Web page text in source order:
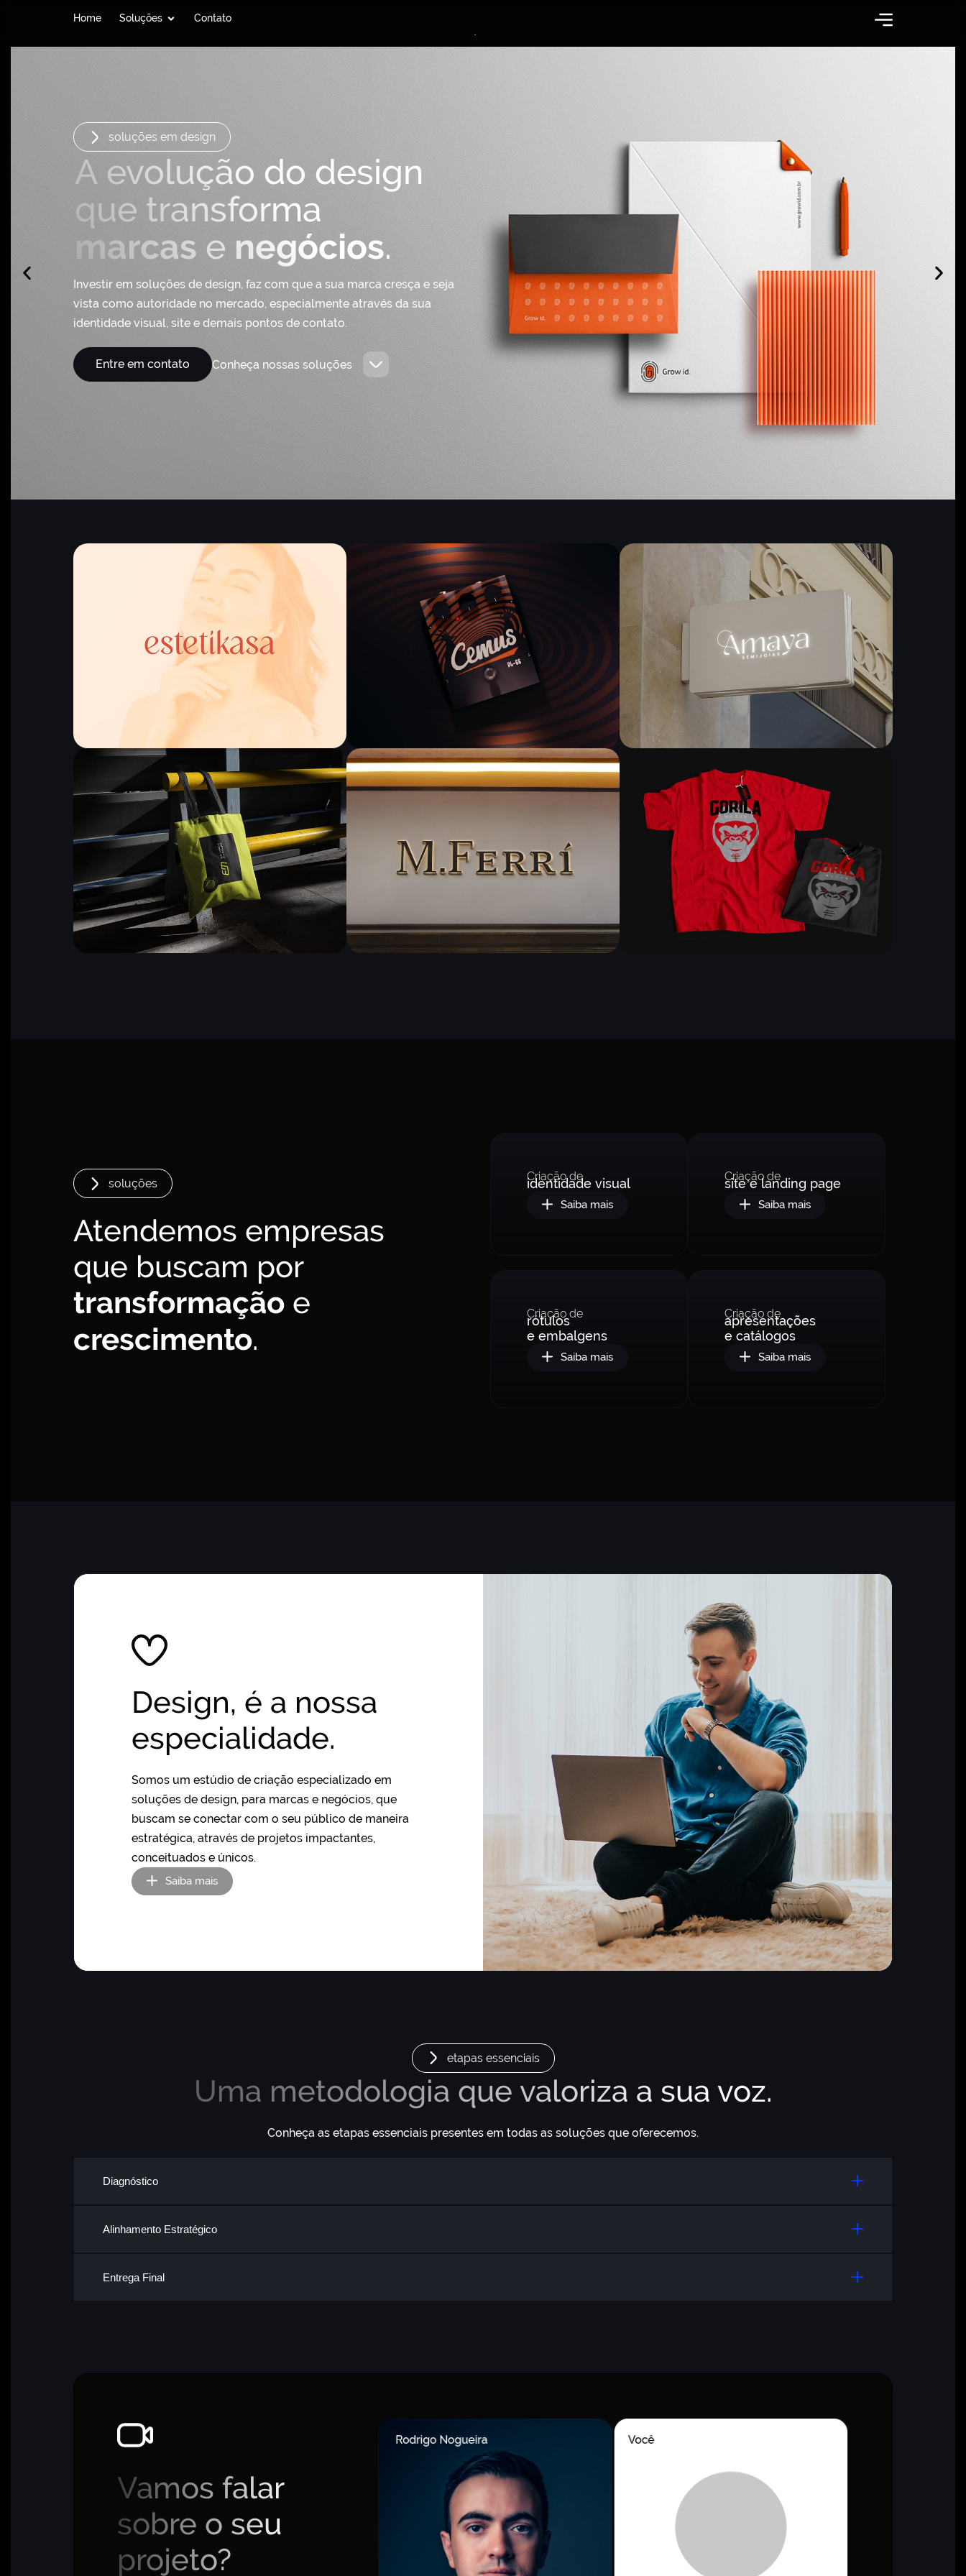
Home Soluções Contato
soluções em design
A evolução do design
que transforma
marcas e negócios.
Investir em soluções de design, faz com que a sua marca cresça e seja
vista como autoridade no mercado, especialmente através da sua
identidade visual, site e demais pontos de contato.
Entre em contato Conheça nossas soluções
soluções
Atendemos empresas
que buscam por
transformação e
crescimento.
Criação de
identidade visual
Saiba mais
Criação de
site e landing page
Saiba mais
Criação de
rótulos
e embalgens
Saiba mais
Criação de
apresentações
e catálogos
Saiba mais
Design, é a nossa
especialidade.
Somos um estúdio de criação especializado em
soluções de design, para marcas e negócios, que
buscam se conectar com o seu público de maneira
estratégica, através de projetos impactantes,
conceituados e únicos.
Saiba mais
etapas essenciais
Uma metodologia que valoriza a sua voz.
Conheça as etapas essenciais presentes em todas as soluções que oferecemos.
Diagnóstico
Alinhamento Estratégico
Entrega Final
Vamos falar
sobre o seu
projeto?